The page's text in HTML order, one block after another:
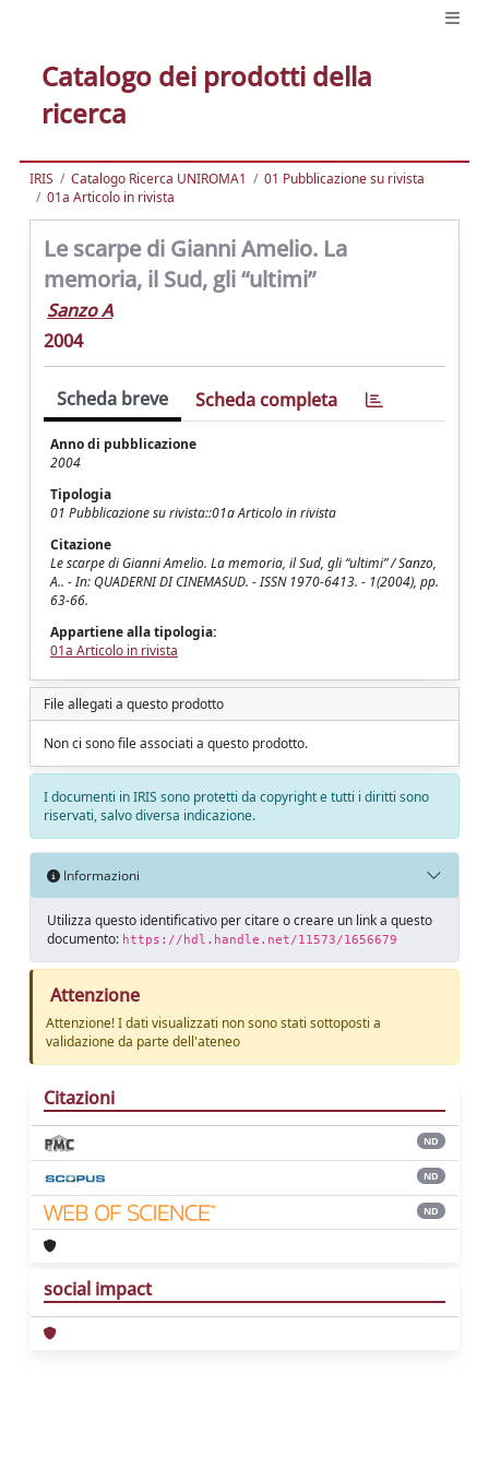
Catalogo dei prodotti della
ricerca
IRIS Catalogo Ricerca UNIROMA1
01 Pubblicazione su rivista
01a Articolo in rivista
Le scarpe di Gianni Amelio. La
memoria, il Sud, gli “ultimi”
Sanzo A
2004
Scheda breve Scheda completa
Anno di pubblicazione
2004
Tipologia
01 Pubblicazione su rivista::01a Articolo in rivista
Citazione
Le scarpe di Gianni Amelio. La memoria, il Sud, gli “ultimi” / Sanzo,
A.. - In: QUADERNI DI CINEMASUD. - ISSN 1970-6413. - 1(2004), pp.
63-66.
Appartiene alla tipologia:
01a Articolo in rivista
File allegati a questo prodotto
Non ci sono file associati a questo prodotto.
I documenti in IRIS sono protetti da copyright e tutti i diritti sono
riservati, salvo diversa indicazione.
Informazioni
Utilizza questo identificativo per citare o creare un link a questo
documento: https://hdl.handle.net/11573/1656679
Attenzione
Attenzione! I dati visualizzati non sono stati sottoposti a
validazione da parte dell'ateneo
Citazioni
ND
ND
ND
social impact